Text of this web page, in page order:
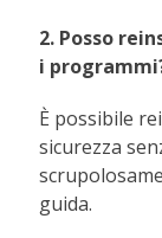
2. Posso
i
È possibile
sicurezza
guida.